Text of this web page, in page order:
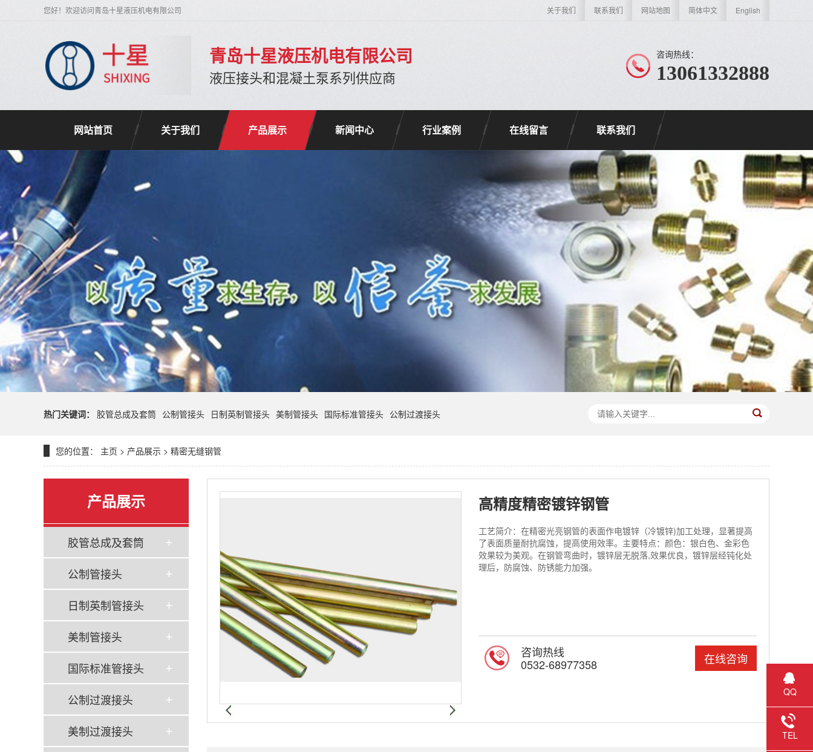
关于我们 联系我们 网站地图 简体中文 English
您好！欢迎访问青岛十星液压机电有限公司
青岛十星液压机电有限公司
液压接头和混凝土泵系列供应商
咨询热线：
13061332888
网站首页 关于我们 产品展示 新闻中心 行业案例 在线留言 联系我们
热门关键词： 胶管总成及套筒 公制管接头 日制英制管接头 美制管接头 国际标准管接头 公制过渡接头
您的位置： 主页 > 产品展示 > 精密无缝钢管
产品展示
胶管总成及套筒
公制管接头
日制英制管接头
美制管接头
国际标准管接头
公制过渡接头
美制过渡接头
高精度精密镀锌钢管
工艺简介：在精密光亮钢管的表面作电镀锌（冷镀锌)加工处理，显著提高
了表面质量耐抗腐蚀，提高使用效率。主要特点：颜色：银白色、金彩色
效果较为美观。在钢管弯曲时，镀锌层无脱落,效果优良，镀锌层经钝化处
理后，防腐蚀、防锈能力加强。
在线咨询
咨询热线
0532-68977358
QQ
TEL